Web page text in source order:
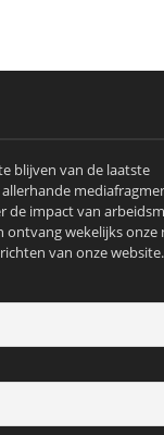
blijven van de laatste
de impact van
ontvang wekelijks onze
van onze website.